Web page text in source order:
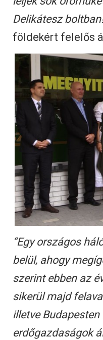
Delikátesz
földekért felelős
“Egy országos
belül, ahogy
szerint ebben az
sikerül majd
illetve
erdőgazdaságok